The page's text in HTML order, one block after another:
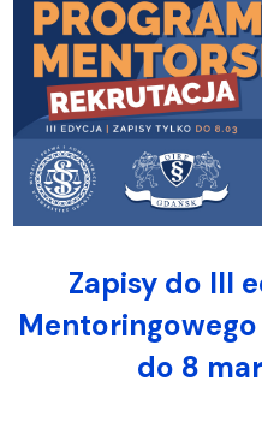
Zapisy do III
Mentoringowego
do 8